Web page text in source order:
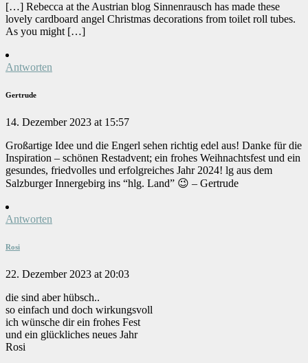
[…] Rebecca at the Austrian blog Sinnenrausch has made these
lovely cardboard angel Christmas decorations from toilet roll tubes.
As you might […]
Antworten
Gertrude
14. Dezember 2023 at 15:57
Großartige Idee und die Engerl sehen richtig edel aus! Danke für die
Inspiration – schönen Restadvent; ein frohes Weihnachtsfest und ein
gesundes, friedvolles und erfolgreiches Jahr 2024! lg aus dem
Salzburger Innergebirg ins “hlg. Land” 😉 – Gertrude
Antworten
Rosi
22. Dezember 2023 at 20:03
die sind aber hübsch..
so einfach und doch wirkungsvoll
ich wünsche dir ein frohes Fest
und ein glückliches neues Jahr
Rosi